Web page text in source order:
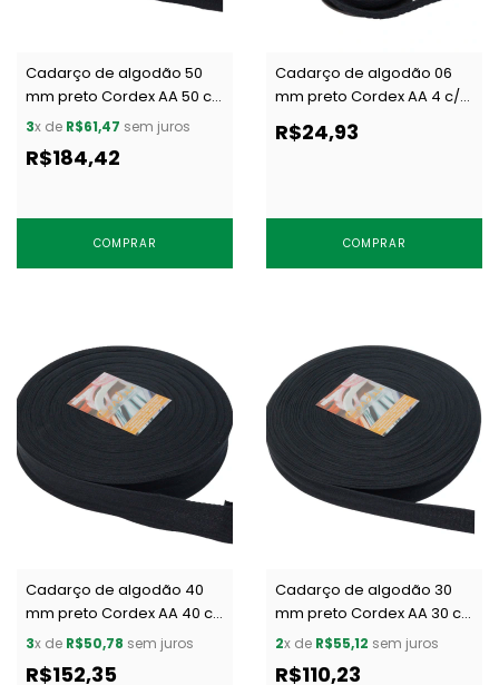
Cadarço de algodão 50
mm preto Cordex AA 50 c/
50 m
3x de R$61,47 sem juros
R$184,42
COMPRAR
Cadarço de algodão 06
mm preto Cordex AA 4 c/
50 m
R$24,93
COMPRAR
Cadarço de algodão 40
mm preto Cordex AA 40 c/
50 m
3x de R$50,78 sem juros
R$152,35
Cadarço de algodão 30
mm preto Cordex AA 30 c/
50 m
2x de R$55,12 sem juros
R$110,23